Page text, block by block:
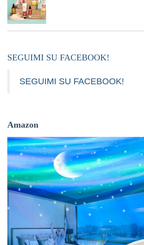
SEGUIMI SU FACEBOOK!
SEGUIMI SU FACEBOOK!
Amazon